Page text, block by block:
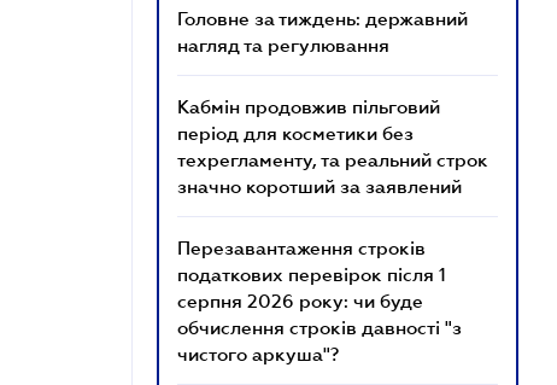
Головне за тиждень: державний
нагляд та регулювання
Кабмін продовжив пільговий
період для косметики без
техрегламенту, та реальний строк
значно коротший за заявлений
Перезавантаження строків
податкових перевірок після 1
серпня 2026 року: чи буде
обчислення строків давності "з
чистого аркуша"?